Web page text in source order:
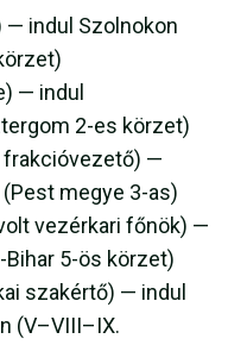
— indul Szolnokon
— indul
2-es körzet)
frakcióvezető) —
megye 3-as)
vezérkari főnök) —
5-ös körzet)
szakértő) — indul
(V–VIII–IX.